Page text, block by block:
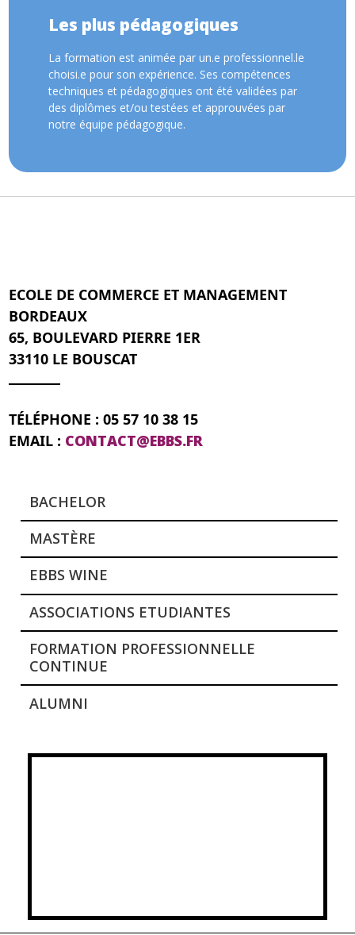
Les plus pédagogiques
La formation est animée par un.e professionnel.le
choisi.e pour son expérience. Ses compétences
techniques et pédagogiques ont été validées par
des diplômes et/ou testées et approuvées par
notre équipe pédagogique.
ECOLE DE COMMERCE ET MANAGEMENT
BORDEAUX
65, BOULEVARD PIERRE 1ER
33110 LE BOUSCAT
TÉLÉPHONE : 05 57 10 38 15
EMAIL : CONTACT@EBBS.FR
BACHELOR
MASTÈRE
EBBS WINE
ASSOCIATIONS ETUDIANTES
FORMATION PROFESSIONNELLE
CONTINUE
ALUMNI